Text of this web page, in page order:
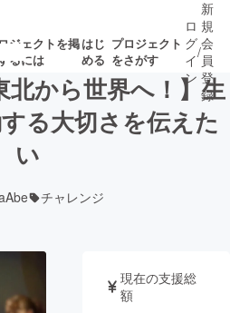
ジェクトを掲
るには
はじ
める
プロジェクト
をさがす
着プロ
ジェット
ロ
グ
イ
ン
/
新
規
会
員
登
録
北から世界へ！】生
る大切さを伝えた
い
チャレンジ
現在の支援総
額